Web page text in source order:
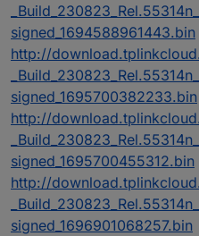
signed_1694588961443.bin
http://
signed_1695700382233.bin
http://
signed_1695700455312.bin
http://
signed_1696901068257.bin